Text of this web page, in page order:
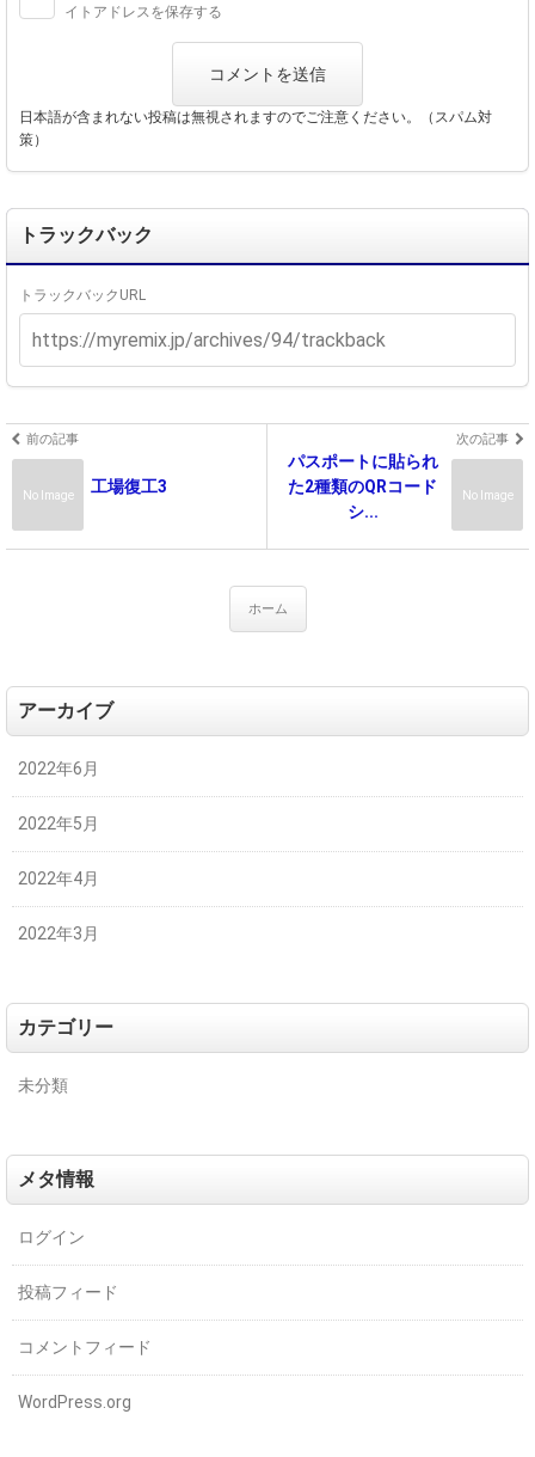
イトアドレスを保存する
日本語が含まれない投稿は無視されますのでご注意ください。（スパム対
策）
トラックバック
トラックバックURL
前の記事
No Image 工場復工3
次の記事
No Image
パスポートに貼られ
た2種類のQRコード
シ...
ホーム
アーカイブ
2022年6月
2022年5月
2022年4月
2022年3月
カテゴリー
未分類
メタ情報
ログイン
投稿フィード
コメントフィード
WordPress.org